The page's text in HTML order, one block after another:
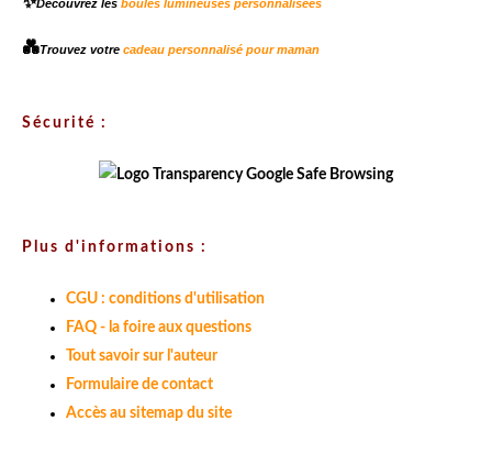
Découvrez les boules lumineuses personnalisées
💑Trouvez votre cadeau personnalisé pour maman
Sécurité :
Plus d'informations :
CGU : conditions d'utilisation
FAQ - la foire aux questions
Tout savoir sur l'auteur
Formulaire de contact
Accès au sitemap du site